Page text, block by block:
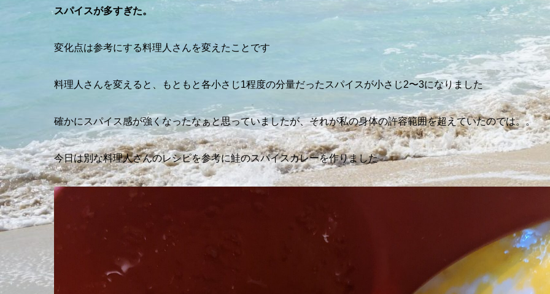
スパイスが多すぎた。
変化点は参考にする料理人さんを変えたことです
料理人さんを変えると、もともと各小さじ1程度の分量だったスパイスが小さじ2〜3になりました
確かにスパイス感が強くなったなぁと思っていましたが、それが私の身体の許容範囲を超えていたのでは。。
今日は別な料理人さんのレシピを参考に鮭のスパイスカレーを作りました